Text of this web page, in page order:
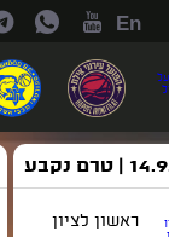
En
טרם נקבע
ראשון לציון